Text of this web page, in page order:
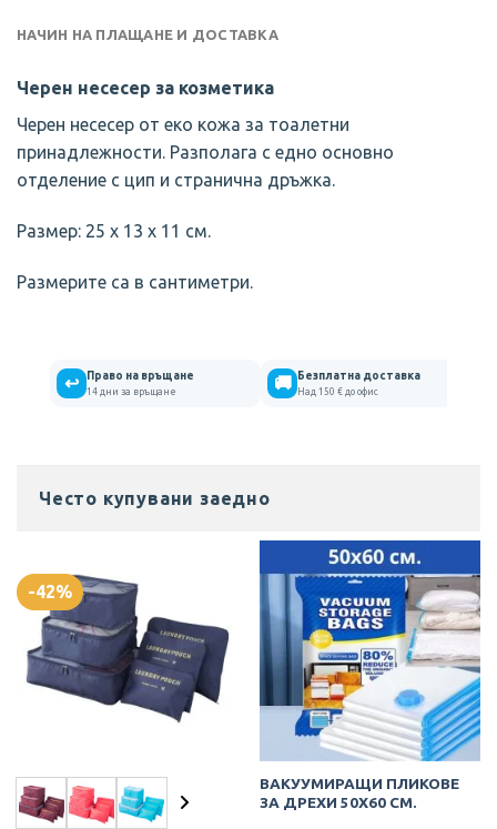
НАЧИН НА ПЛАЩАНЕ И ДОСТАВКА
Черен несесер за козметика
Черен несесер от еко кожа за тоалетни
принадлежности. Разполага с едно основно
отделение с цип и странична дръжка.
Размер: 25 х 13 х 11 см.
Размерите са в сантиметри.
↩ Право на връщане
14 дни за връщане 🚚 Безплатна доставка
Над 150 € до офис
Често купувани заедно
-42%
ВАКУУМИРАЩИ ПЛИКОВЕ
ЗА ДРЕХИ 50Х60 СМ.